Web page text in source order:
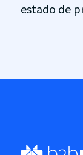
estado de